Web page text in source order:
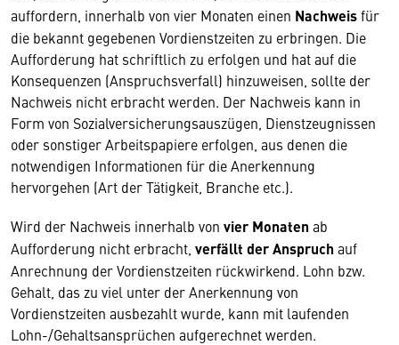
auffordern, innerhalb von vier Monaten einen Nachweisfür
die bekannt gegebenen Vordienstzeiten zu erbringen. Die
Aufforderung hat schriftlich zu erfolgen und hat auf die
Konsequenzen (Anspruchsverfall) hinzuweisen, sollte der
Nachweis nicht erbracht werden. Der Nachweis kann in
Form von Sozialversicherungsauszügen, Dienstzeugnissen
oder sonstiger Arbeitspapiere erfolgen, aus denen die
notwendigen Informationen für die Anerkennung
hervorgehen (Art der Tätigkeit, Branche etc.).
Wird der Nachweis innerhalb von vier Monaten ab
Aufforderung nicht erbracht, verfällt der Anspruch auf
Anrechnung der Vordienstzeiten rückwirkend. Lohn bzw.
Gehalt, das zu viel unter der Anerkennung von
Vordienstzeiten ausbezahlt wurde, kann mit laufenden
Lohn-/Gehaltsansprüchen aufgerechnet werden.